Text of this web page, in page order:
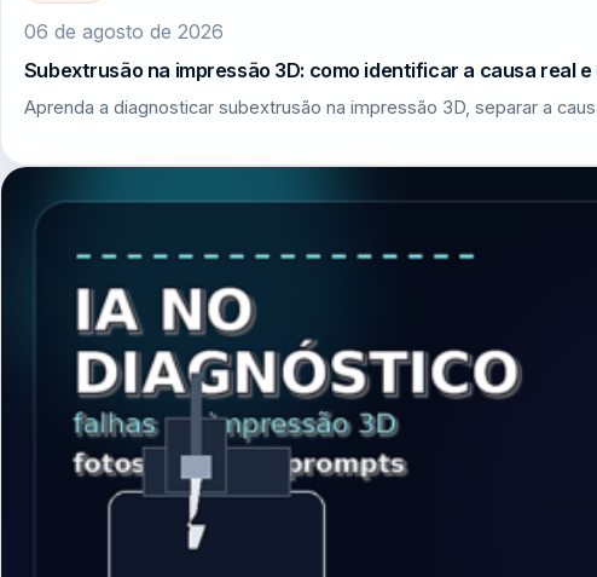
06 de agosto de 2026
Subextrusão na impressão 3D: como identificar a causa real
Aprenda a diagnosticar subextrusão na impressão 3D, separar a